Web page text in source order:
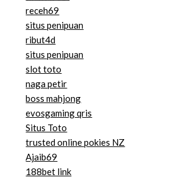
receh69
situs penipuan
ribut4d
situs penipuan
slot toto
naga petir
boss mahjong
evosgaming qris
Situs Toto
trusted online pokies NZ
Ajaib69
188bet link